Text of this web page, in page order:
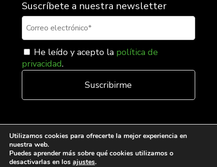
Suscríbete a nuestra newsletter
He leído y acepto la política de
privacidad.
Utilizamos cookies para ofrecerte la mejor experiencia en
nuestra web.
Puedes aprender más sobre qué cookies utilizamos o
desactivarlas en los ajustes.